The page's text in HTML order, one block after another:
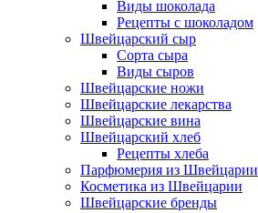
Виды шоколада
Рецепты с шоколадом
Швейцарский сыр
Сорта сыра
Виды сыров
Швейцарские ножи
Швейцарские лекарства
Швейцарские вина
Швейцарский хлеб
Рецепты хлеба
Парфюмерия из Швейцарии
Косметика из Швейцарии
Швейцарские бренды